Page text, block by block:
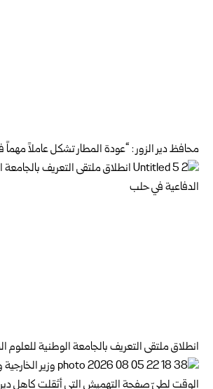
محافظ دير الزور : “عودة المطار تشكل عاملاً
انطلاق ملتقى التعريف بالجامعة الوطنية للعلوم